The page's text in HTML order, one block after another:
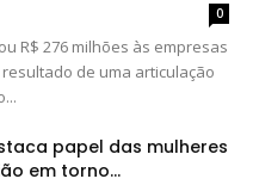
0
R$ 276 milhões às empresas
de uma articulação
papel das mulheres
em torno...